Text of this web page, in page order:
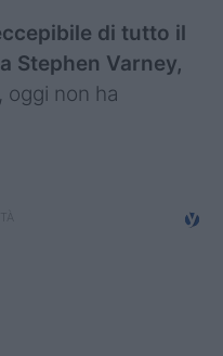
di tutto il
Stephen Varney,
oggi non ha